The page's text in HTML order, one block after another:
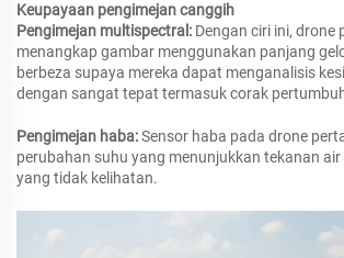
Keupayaan pengimejan canggih
Pengimejan multispectral: Dengan ciri ini, drone
menangkap gambar menggunakan panjang
berbeza supaya mereka dapat menganalisis
dengan sangat tepat termasuk corak
Pengimejan haba:Sensor haba pada drone
perubahan suhu yang menunjukkan tekanan
yang tidak kelihatan.